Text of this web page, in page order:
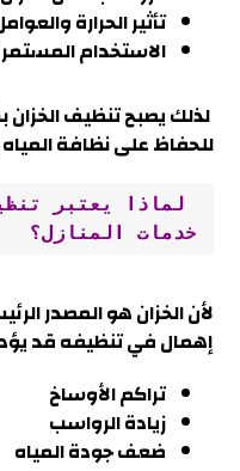
تأثير الحرارة
الاستخدام المستمر
لذلك يصبح تنظيف
للحفاظ على نظافة
خدمات المنازل؟
لأن الخزان هو المصدر
إهمال في تنظيفه قد
تراكم الأوساخ
زيادة الرواسب
ضعف جودة المياه